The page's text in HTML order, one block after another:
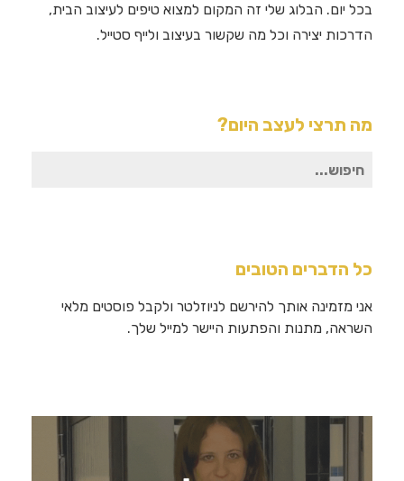
בכל יום. הבלוג שלי זה המקום למצוא טיפים לעיצוב הבית,
הדרכות יצירה וכל מה שקשור בעיצוב ולייף סטייל.
מה תרצי לעצב היום?
חיפוש
כל הדברים הטובים
אני מזמינה אותך להירשם לניוזלטר ולקבל פוסטים מלאי
השראה, מתנות והפתעות היישר למייל שלך.